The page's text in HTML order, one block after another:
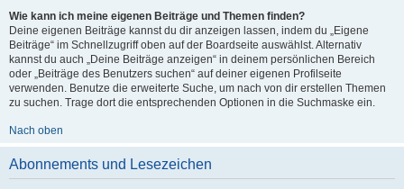
Wie kann ich meine eigenen Beiträge und Themen finden?
Deine eigenen Beiträge kannst du dir anzeigen lassen, indem du „Eigene
Beiträge“ im Schnellzugriff oben auf der Boardseite auswählst. Alternativ
kannst du auch „Deine Beiträge anzeigen“ in deinem persönlichen Bereich
oder „Beiträge des Benutzers suchen“ auf deiner eigenen Profilseite
verwenden. Benutze die erweiterte Suche, um nach von dir erstellen Themen
zu suchen. Trage dort die entsprechenden Optionen in die Suchmaske ein.
Nach oben
Abonnements und Lesezeichen